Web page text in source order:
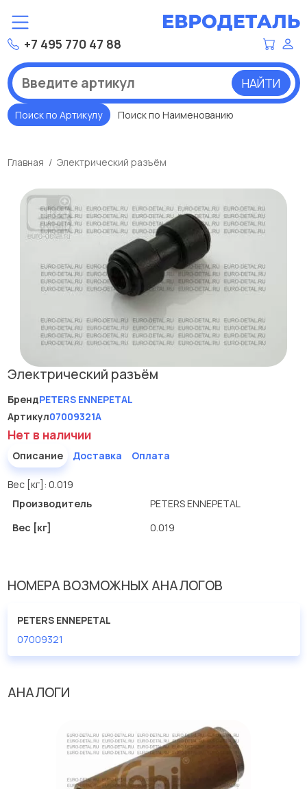
+7 495 770 47 88
НАЙТИ
Поиск по Артикулу Поиск по Наименованию
Главная Электрический разъём
Электрический разъём
БрендPETERS ENNEPETAL
Артикул07009321A
Нет в наличии
Описание Доставка Оплата
Вес [кг]: 0.019
Производитель
PETERS ENNEPETAL
Вес [кг]
0.019
НОМЕРА ВОЗМОЖНЫХ АНАЛОГОВ
PETERS ENNEPETAL
07009321
АНАЛОГИ